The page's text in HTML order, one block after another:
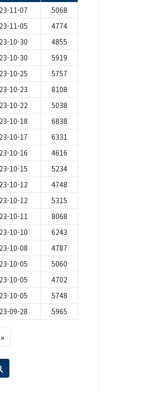
23-11-07
5068
23-11-05
4774
23-10-30
4855
23-10-30
5919
23-10-25
5757
23-10-23
8108
23-10-22
5038
23-10-18
6838
23-10-17
6331
23-10-16
4616
23-10-15
5234
23-10-12
4748
23-10-12
5315
23-10-11
8068
23-10-10
6243
23-10-08
4787
23-10-05
5060
23-10-05
4702
23-10-05
5748
23-09-28 5965
»